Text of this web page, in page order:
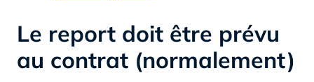
Le report doit être prévu
au contrat (normalement)